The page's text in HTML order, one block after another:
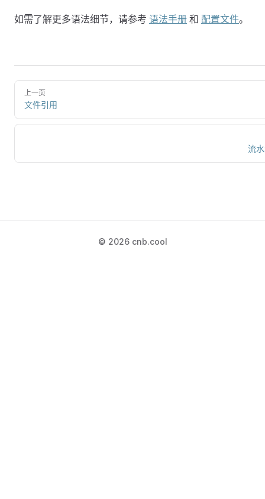
如需了解更多语法细节，请参考 语法手册 和 配置文件。
上一页
文件引用
流
© 2026 cnb.cool